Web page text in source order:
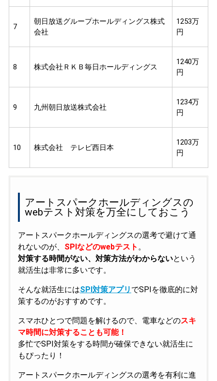
7
朝日放送グループホールディングス株式
会社
1253万
円
8 株式会社ＲＫＢ毎日ホールディングス
1240万
円
9 九州朝日放送株式会社
1234万
円
10 株式会社 テレビ西日本
1203万
円
アートスパークホールディングスの
webテスト対策を万全にしておこう
アートスパークホールディングスの選考で避けて通
れないのが、 SPIなどのwebテスト 。
対策する時間がない、対策方法がわからないという
就活生は非常に多いです。
そんな就活生にはSPI対策アプリ でSPIを徹底的に対
策するのがおすすめです。
スマホひとつで問題を解けるので、電車などのスキ
マ時間に対策することも可能！
多忙でSPI対策をする時間が確保できない就活生に
もぴったり！
アートスパークホールディングスの選考を有利に進